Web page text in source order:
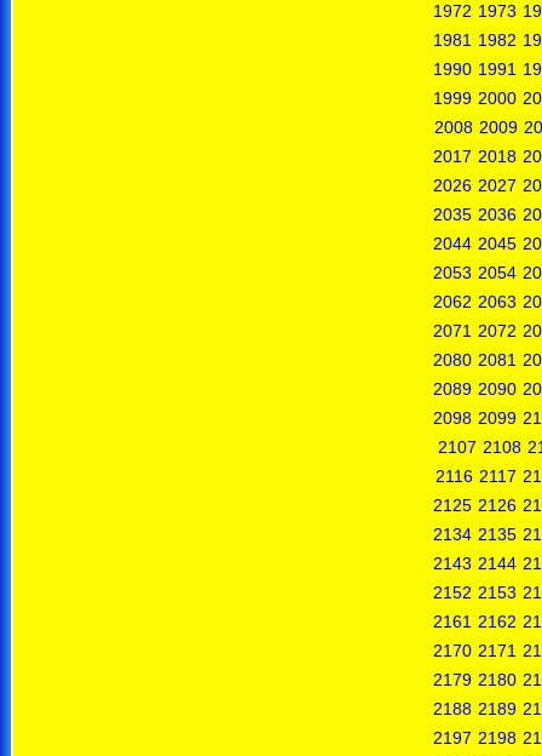
1972 1973
1981 1982
1990 1991
1999 2000
2008 2009
2017 2018
2026 2027
2035 2036
2044 2045
2053 2054
2062 2063
2071 2072
2080 2081
2089 2090
2098 2099
2107 2108
2116 2117
2125 2126
2134 2135
2143 2144
2152 2153
2161 2162
2170 2171
2179 2180
2188 2189
2197 2198